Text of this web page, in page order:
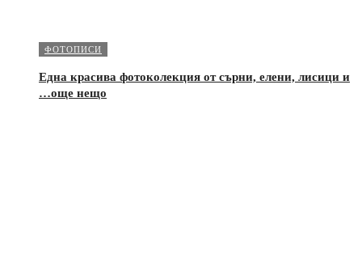
ФОТОПИСИ
Една красива фотоколекция от сърни, елени, лисици и
…още нещо